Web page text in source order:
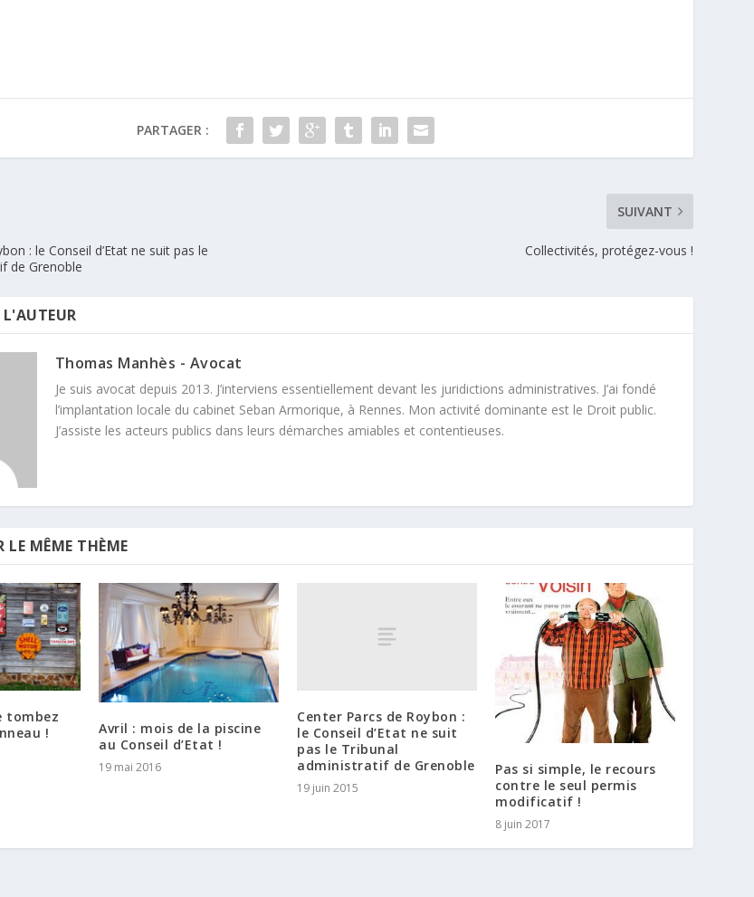
PARTAGER :
: le Conseil d’Etat ne suit pas le
de Grenoble
SUIVANT
Collectivités, protégez-vous !
L'AUTEUR
Thomas Manhès - Avocat
Je suis avocat depuis 2013. J’interviens essentiellement devant les juridictions administratives. J’ai fondé
l’implantation locale du cabinet Seban Armorique, à Rennes. Mon activité dominante est le Droit public.
J’assiste les acteurs publics dans leurs démarches amiables et contentieuses.
LE MÊME THÈME
tombez
!
Avril : mois de la piscine
au Conseil d’Etat !
19 mai 2016
Center Parcs de Roybon :
le Conseil d’Etat ne suit
pas le Tribunal
administratif de Grenoble
19 juin 2015
Pas si simple, le recours
contre le seul permis
modificatif !
8 juin 2017